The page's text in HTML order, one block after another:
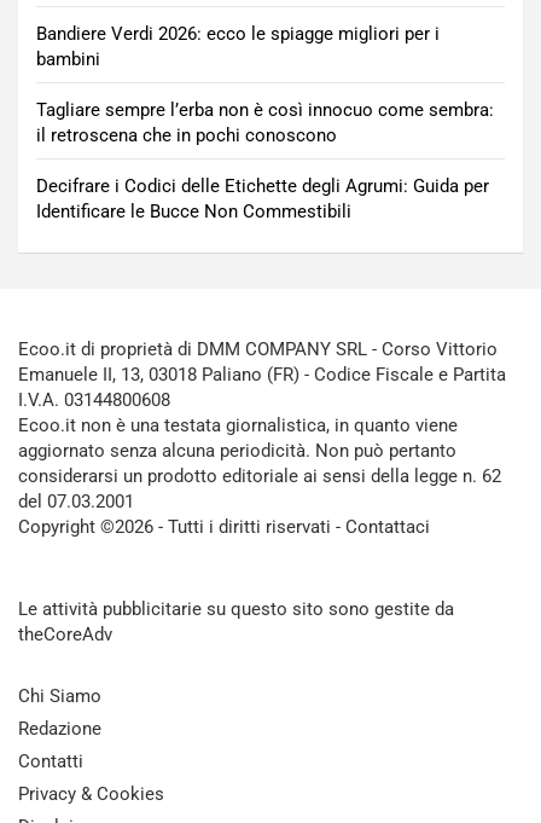
Bandiere Verdi 2026: ecco le spiagge migliori per i
bambini
Tagliare sempre l’erba non è così innocuo come sembra:
il retroscena che in pochi conoscono
Decifrare i Codici delle Etichette degli Agrumi: Guida per
Identificare le Bucce Non Commestibili
Ecoo.it di proprietà di DMM COMPANY SRL - Corso Vittorio
Emanuele II, 13, 03018 Paliano (FR) - Codice Fiscale e Partita
I.V.A. 03144800608
Ecoo.it non è una testata giornalistica, in quanto viene
aggiornato senza alcuna periodicità. Non può pertanto
considerarsi un prodotto editoriale ai sensi della legge n. 62
del 07.03.2001
Copyright ©2026 - Tutti i diritti riservati - Contattaci
Le attività pubblicitarie su questo sito sono gestite da
theCoreAdv
Chi Siamo
Redazione
Contatti
Privacy & Cookies